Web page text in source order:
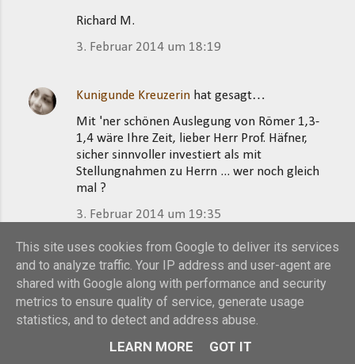
Richard M.
3. Februar 2014 um 18:19
Kunigunde Kreuzerin hat gesagt…
Mit 'ner schönen Auslegung von Römer 1,3-
1,4 wäre Ihre Zeit, lieber Herr Prof. Häfner,
sicher sinnvoller investiert als mit
Stellungnahmen zu Herrn ... wer noch gleich
mal ?
3. Februar 2014 um 19:35
Gerhard Mentzelhat gesagt…
@Kunigunde Kreuzerin,
nicht dass ich die Aufgabe von Prof. Häfner
übernehmen will, der dazu die Fachkunde
besitzt.
This site uses cookies from Google to deliver its services
and to analyze traffic. Your IP address and user-agent are
shared with Google along with performance and security
metrics to ensure quality of service, generate usage
statistics, and to detect and address abuse.
LEARN MORE GOT IT